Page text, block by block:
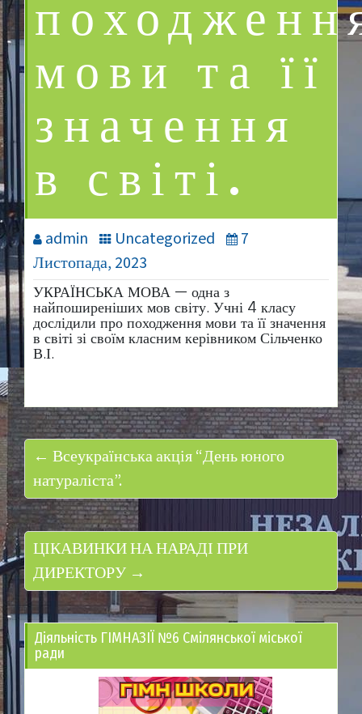
мови та її
значення
в світі.
admin Uncategorized
7
Листопада, 2023
УКРАЇНСЬКА МОВА — одна з
найпоширеніших мов світу. Учні 4 класу
дослідили про походження мови та її значення
в світі зі своїм класним керівником Сільченко
В.І.
← Всеукраїнська акція “День юного
натураліста”.
ЦІКАВИНКИ НА НАРАДІ ПРИ
ДИРЕКТОРУ →
Діяльність ГІМНАЗІЇ №6 Смілянської міської
ради